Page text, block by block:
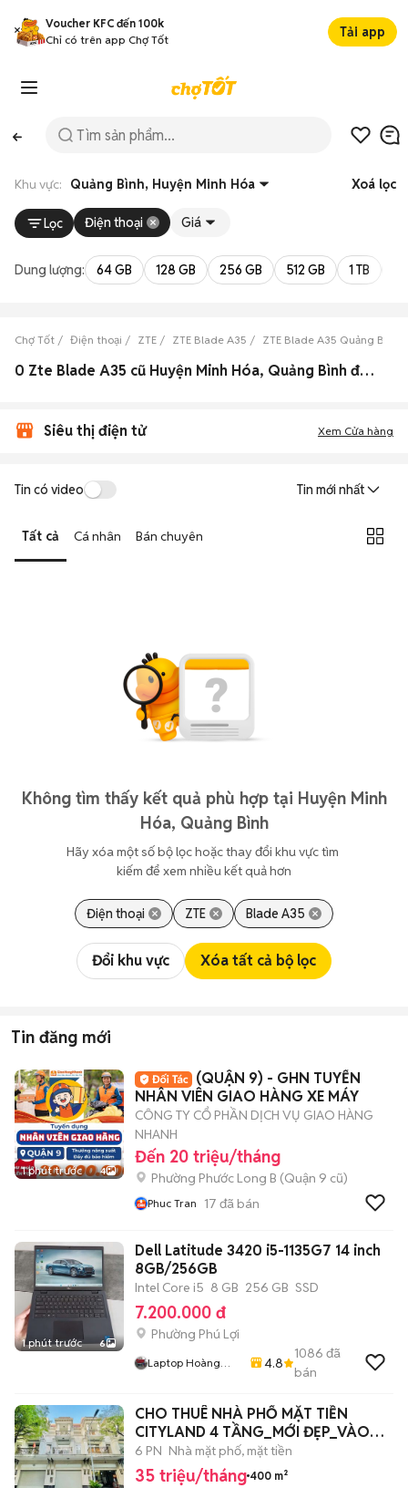
Voucher KFC đến 100k
Chỉ có trên app Chợ Tốt
Tải app
Khu vực: Quảng Bình, Huyện Minh Hóa Xoá lọc
Lọc Điện thoại Giá
Dung lượng: 64 GB 128 GB 256 GB 512 GB 1 TB
Chợ Tốt Điện thoại ZTE ZTE Blade A35 ZTE Blade A35 Quảng Bình
0 Zte Blade A35 cũ Huyện Minh Hóa, Quảng Bình đẹp
Siêu thị điện tử Xem Cửa hàng
Tin có video Tin mới nhất
Tất cả Cá nhân Bán chuyên
Không tìm thấy kết quả phù hợp tại Huyện Minh
Hóa, Quảng Bình
Hãy xóa một số bộ lọc hoặc thay đổi khu vực tìm
kiếm để xem nhiều kết quả hơn
Điện thoại ZTE Blade A35
Đổi khu vực Xóa tất cả bộ lọc
Tin đăng mới
1 phút trước 4
(QUẬN 9) - GHN TUYỂN
NHÂN VIÊN GIAO HÀNG XE MÁY
CÔNG TY CỔ PHẦN DỊCH VỤ GIAO HÀNG
NHANH
Đến 20 triệu/tháng
Phường Phước Long B (Quận 9 cũ)
Phuc Tran 17 đã bán
1 phút trước 6
Dell Latitude 3420 i5-1135G7 14 inch
8GB/256GB
Intel Core i5 8 GB 256 GB SSD
7.200.000 đ
Phường Phú Lợi
Laptop Hoàng
4.8
1086 đã
bán
CHO THUÊ NHÀ PHỐ MẶT TIỀN
CITYLAND 4 TẦNG_MỚI ĐẸP_VÀO
KINH DOANH NGAY
6 PN Nhà mặt phố, mặt tiền
35 triệu/tháng 400 m²